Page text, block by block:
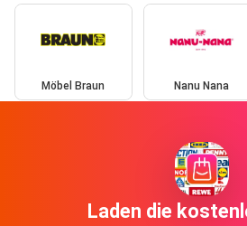
Möbel Braun Nanu Nana
Laden die